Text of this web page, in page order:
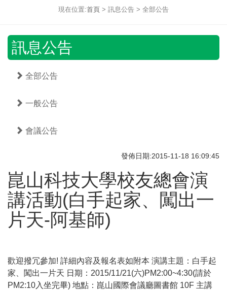
現在位置:首頁 > 訊息公告 > 全部公告
訊息公告
全部公告
一般公告
會議公告
發佈日期:2015-11-18 16:09:45
崑山科技大學校友總會演
講活動(白手起家、闖出一
片天-阿基師)
歡迎撥冗參加! 詳細內容及報名表如附本 演講主題：白手起
家、闖出一片天 日期：2015/11/21(六)PM2:00~4:30(請於
PM2:10入坐完畢) 地點：崑山國際會議廳圖書館 10F 主講